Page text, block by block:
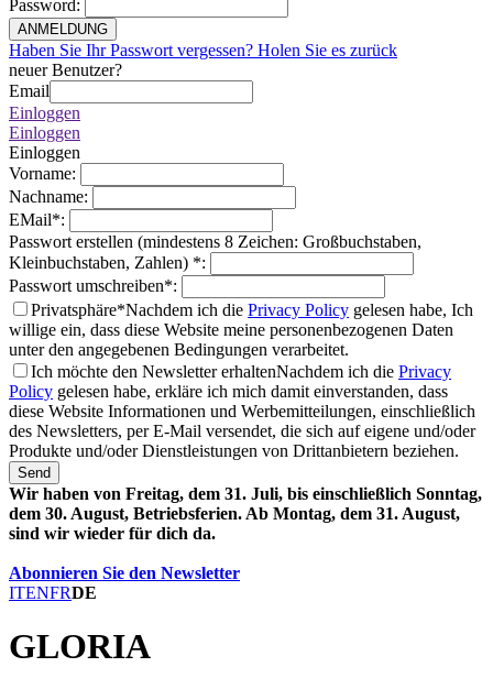
Password:
ANMELDUNG
Haben Sie Ihr Passwort vergessen? Holen Sie es zurück
neuer Benutzer?
Email
Einloggen
Einloggen
Einloggen
Vorname:
Nachname:
EMail*:
Passwort erstellen (mindestens 8 Zeichen: Großbuchstaben,
Kleinbuchstaben, Zahlen) *:
Passwort umschreiben*:
Privatsphäre*Nachdem ich die Privacy Policy gelesen habe, Ich
willige ein, dass diese Website meine personenbezogenen Daten
unter den angegebenen Bedingungen verarbeitet.
Ich möchte den Newsletter erhaltenNachdem ich die Privacy
Policy gelesen habe, erkläre ich mich damit einverstanden, dass
diese Website Informationen und Werbemitteilungen, einschließlich
des Newsletters, per E-Mail versendet, die sich auf eigene und/oder
Produkte und/oder Dienstleistungen von Drittanbietern beziehen.
Send
Wir haben von Freitag, dem 31. Juli, bis einschließlich Sonntag,
dem 30. August, Betriebsferien. Ab Montag, dem 31. August,
sind wir wieder für dich da.
Abonnieren Sie den Newsletter
ITENFRDE
GLORIA